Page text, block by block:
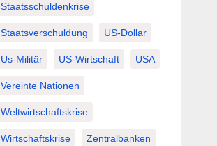
Staatsschuldenkrise
Staatsverschuldung US-Dollar
Us-Militär US-Wirtschaft USA
Vereinte Nationen
Weltwirtschaftskrise
Wirtschaftskrise Zentralbanken